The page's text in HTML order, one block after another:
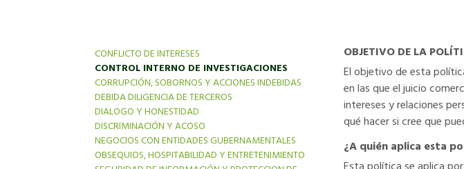
CONFLICTO DE INTERESES
CONTROL INTERNO DE INVESTIGACIONES
CORRUPCIÓN, SOBORNOS Y ACCIONES INDEBIDAS
DEBIDA DILIGENCIA DE TERCEROS
DIALOGO Y HONESTIDAD
DISCRIMINACIÓN Y ACOSO
NEGOCIOS CON ENTIDADES GUBERNAMENTALES
OBSEQUIOS, HOSPITABILIDAD Y ENTRETENIMIENTO
OBJETIVO DE LA
El objetivo de esta
en las que el juicio
intereses y relaciones
qué hacer si cree que
¿A quién aplica esta